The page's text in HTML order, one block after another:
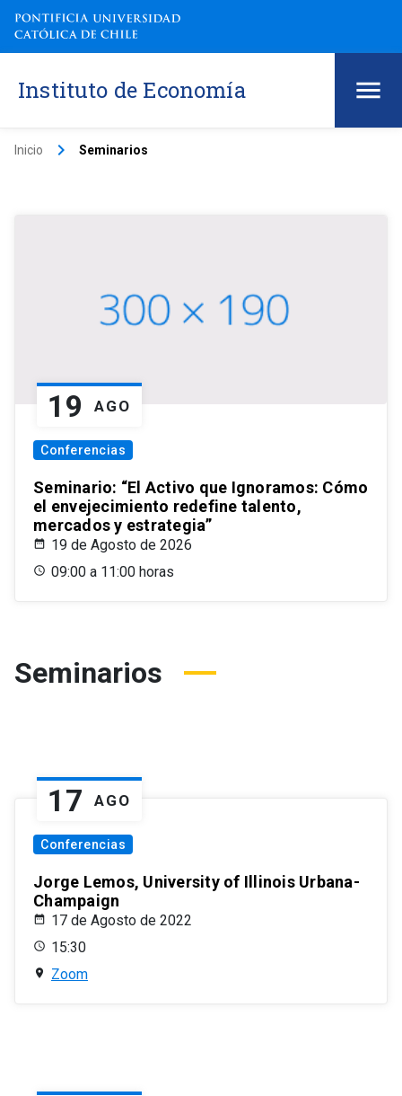
Instituto de Economía
Inicio keyboard_arrow_right Seminarios
19 AGO
Conferencias
Seminario: “El Activo que Ignoramos: Cómo
el envejecimiento redefine talento,
mercados y estrategia”
19 de Agosto de 2026
09:00 a 11:00 horas
Seminarios
17 AGO
Conferencias
Jorge Lemos, University of Illinois Urbana-
Champaign
17 de Agosto de 2022
15:30
Zoom